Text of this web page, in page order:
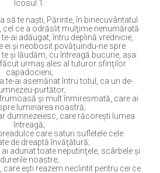
Icosul 1:
să te naşti, Părinte, în binecuvântatul
cel ce a odrăslit mulţime nenumărată
ai adăugat, întru deplină vrednicie,
ei şi neobosit povăţuindu-ne spre
şi lăudăm, cu întreagă bucurie, aşa:
urmaş ales al tuturor sfinţilor
capadocieni;
te-ai asemănat întru totul, ca un de-
purtător;
şi mult înmiresmată, care ai
luminarea noastră;
dumnezeiesc, care răcoreşti lumea
întreagă;
care saturi sufletele cele
de dreaptă învăţătură;
adunat toate neputinţele, scârbele şi
durerile noastre;
eşti reazem neclintit pentru cei ce